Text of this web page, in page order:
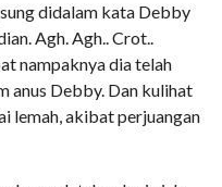
didalam kata Debby
Agh. Agh.. Crot..
nampaknya dia telah
anus Debby. Dan kulihat
lemah, akibat perjuangan